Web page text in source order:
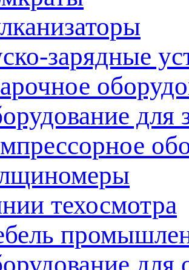
зарядные
для
техосмотра
для